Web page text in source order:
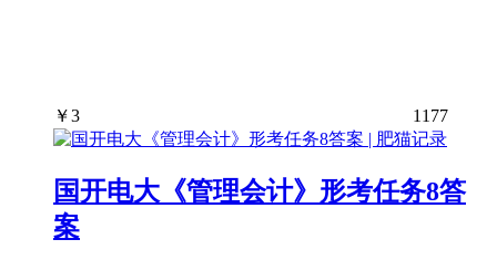
￥3 1177
国开电大《管理会计》形考任务8答
案